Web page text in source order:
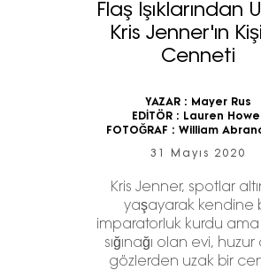
Flaş Işıklarından
Kris Jenner'ın
Cenneti
YAZAR : Mayer Rus
EDİTÖR : Lauren Howell
FOTOĞRAF : William
31 Mayıs 2020
Kris Jenner, spotlar
yaşayarak kendine
imparatorluk kurdu ama
sığınağı olan evi,
gözlerden uzak bir